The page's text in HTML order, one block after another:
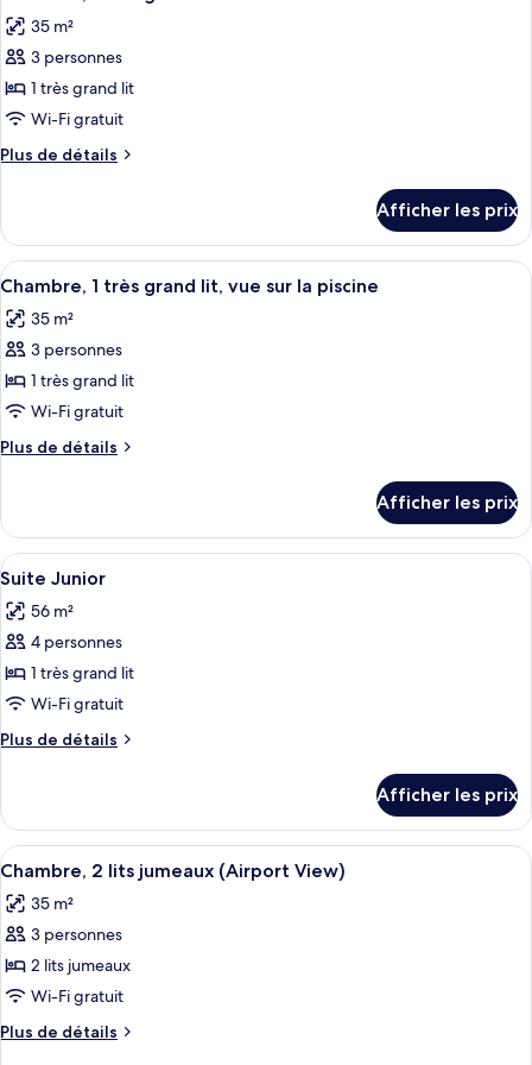
jumeaux
toutes
les
photos
pour
ce
type
de
Chambre,
très
grand
lit
35 m²
3 personnes
1 très grand lit
Wi-Fi gratuit
Plus de détails
Plus
Chambre,
très
lit
Afficher les prix
Afficher
toutes
les
photos
pour
ce
type
de
Chambre,
très
grand
lit,
vue
sur
la
piscine
Une chambre d’hôtel équipée d’un
5
Chambre, 1 très grand lit, vue sur la piscine
35 m²
3 personnes
1 très grand lit
Wi-Fi gratuit
Plus de détails
Plus
Chambre,
très
lit,
vue
la
piscine
Afficher les prix
Afficher
toutes
les
photos
pour
ce
type
de
Suite
Junior
Une chambre d’hôtel avec un lit, un
6
Suite Junior
56 m²
4 personnes
1 très grand lit
Wi-Fi gratuit
Plus de détails
Plus
Suite
Junior
Afficher les prix
Afficher
toutes
les
photos
pour
ce
type
de
Une chambre d’hôtel avec un lit, un
9
Chambre, 2 lits jumeaux (Airport View)
35 m²
3 personnes
2 lits jumeaux
Wi-Fi gratuit
Plus de détails
Plus